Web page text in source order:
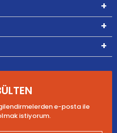
e-posta ile
istiyorum.